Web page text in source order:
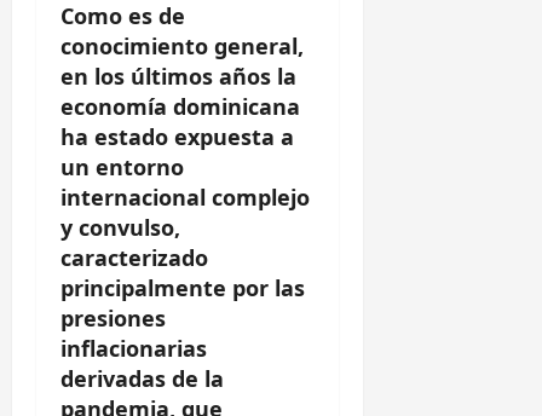
Como es de
conocimiento general,
en los últimos años la
economía dominicana
ha estado expuesta a
un entorno
internacional complejo
y convulso,
caracterizado
principalmente por las
presiones
inflacionarias
derivadas de la
pandemia, que